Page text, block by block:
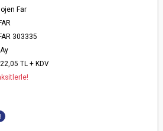
Far
303335
TL + KDV